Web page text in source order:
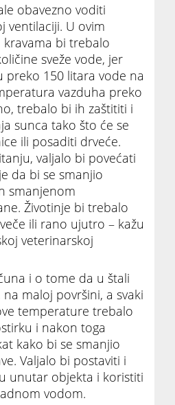
obavezno voditi
ventilaciji. U ovim
bi trebalo
sveže vode, jer
preko 150 litara vode na
vazduha preko
trebalo bi ih zaštititi i
sunca tako što će se
ili posaditi drveće.
valjalo bi povećati
da bi se smanjio
smanjenom
Životinje bi trebalo
ili rano ujutro – kažu
veterinarskoj
i o tome da u štali
maloj površini, a svaki
temperature trebalo
i nakon toga
kako bi se smanjio
Valjalo bi postaviti i
unutar objekta i koristiti
vodom.